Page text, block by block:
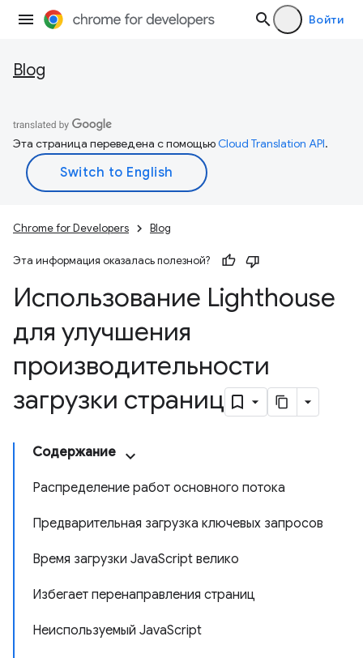
Войти
Blog
Эта страница переведена с помощьюCloud Translation API.
Chrome for Developers Blog
Эта информация оказалась полезной?
Использование Lighthouse
для улучшения
производительности
загрузки страниц
Содержание
Распределение работ основного потока
Предварительная загрузка ключевых запросов
Время загрузки JavaScript велико
Избегает перенаправления страниц
Неиспользуемый JavaScript